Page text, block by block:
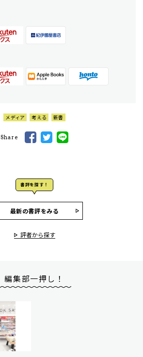
メディア 考える 新書
Share
書評を探す！
最新の書評をみる
評者から探す
編集部一押し！